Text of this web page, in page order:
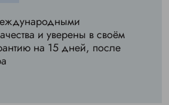
и уверены в своём
на 15 дней, после